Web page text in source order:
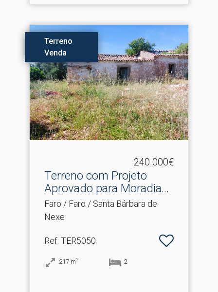
Terreno
Venda
240.000€
Terreno com Projeto
Aprovado para Moradia
Tér.​..
Faro / Faro / Santa Bárbara de
Nexe
Ref: TER5050
217 m2 2